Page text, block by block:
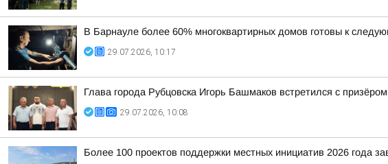
В Барнауле более 60% многоквартирных домов готовы к
29.07.2026, 10:17
Глава города Рубцовска Игорь Башмаков встретился с
29.07.2026, 10:08
Более 100 проектов поддержки местных инициатив 2026 года